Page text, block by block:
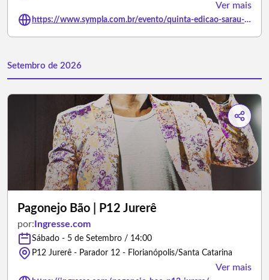
Ver mais
https://www.sympla.com.br/evento/quinta-edicao-sarau-poetico-musical-os-sonhos-que-nao-envelhecem-e-suas-re-velacoes/3444325
Setembro de 2026
Pagonejo Bão | P12 Jurerê
por: Ingresse.com
Sábado - 5 de Setembro / 14:00
P12 Jurerê - Parador 12 - Florianópolis/Santa Catarina
Ver mais